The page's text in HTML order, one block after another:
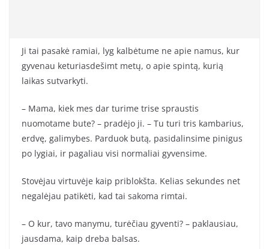
Ji tai pasakė ramiai, lyg kalbėtume ne apie namus, kur
gyvenau keturiasdešimt metų, o apie spintą, kurią
laikas sutvarkyti.
– Mama, kiek mes dar turime trise spraustis
nuomotame bute? – pradėjo ji. – Tu turi tris kambarius,
erdvę, galimybes. Parduok butą, pasidalinsime pinigus
po lygiai, ir pagaliau visi normaliai gyvensime.
Stovėjau virtuvėje kaip priblokšta. Kelias sekundes net
negalėjau patikėti, kad tai sakoma rimtai.
– O kur, tavo manymu, turėčiau gyventi? – paklausiau,
jausdama, kaip dreba balsas.